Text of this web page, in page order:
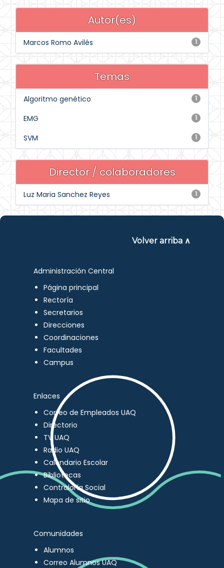
Autor(es)
1
Marcos Romo Avilés
Temas
1
Algoritmo genético
1
EMG
1
SVM
Director / colaboradores
1
Luz Maria Sanchez Reyes
Volver arriba ∧
Administración Central
Página principal
Rectoría
Secretarios
Direcciones
Coordinaciones
Facultades
Campus
Enlaces
Correo de Empleados UAQ
Directorio
TV UAQ
Radio UAQ
Calendario Escolar
Bibliotecas
Contraloría Social
Mapa de sitio
Comunidades
Alumnos
Correo Alumnos UAQ